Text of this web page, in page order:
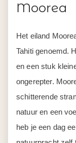
Moorea
Het eiland
Tahiti genoemd.
en een stuk
ongerepter.
schitterende
natuur en een
heb je een dag